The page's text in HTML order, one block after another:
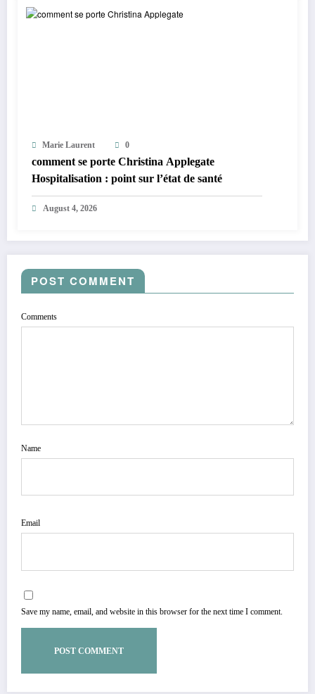
Marie Laurent 0
comment se porte Christina Applegate
Hospitalisation : point sur l’état de santé
August 4, 2026
POST COMMENT
Comments
Name
Email
Save my name, email, and website in this browser for the next time I comment.